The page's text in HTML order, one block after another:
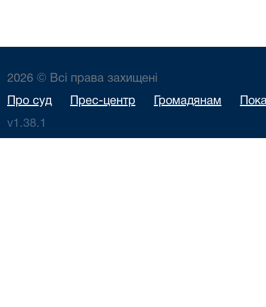
2026 © Всі права захищені
Про суд Прес-центр Громадянам
v1.38.1